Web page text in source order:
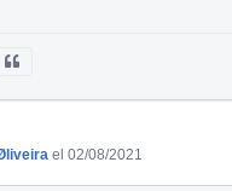
el 02/08/2021